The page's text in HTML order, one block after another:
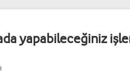
yapabileceğiniz